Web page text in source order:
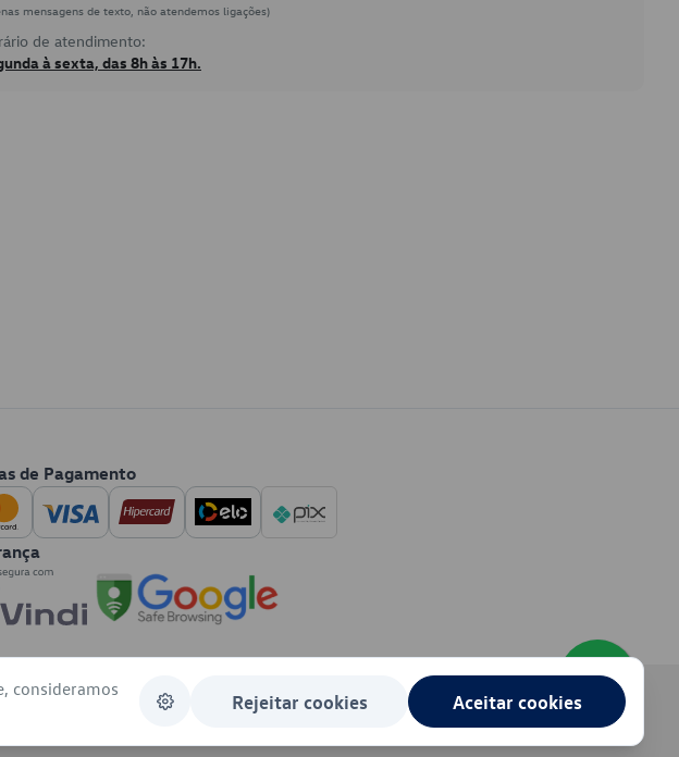
mensagens de texto, não atendemos ligações)
de atendimento:
à sexta, das 8h às 17h.
de Pagamento
consideramos
Rejeitar cookies Aceitar cookies